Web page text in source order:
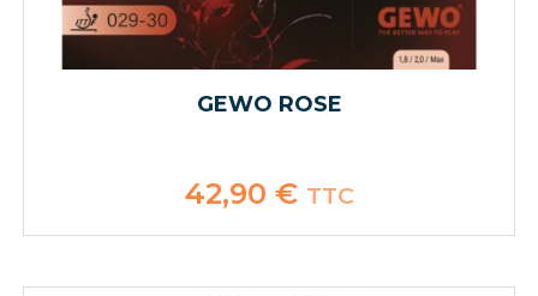
GEWO ROSE
42,90 € TTC